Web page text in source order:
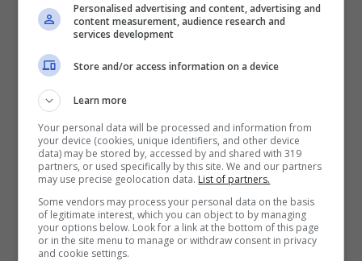
Dopo aver esordito in prima squadra da
tempo mettendo insieme diverse presenze
nel campionato olandese, quest’anno Ryan
Gravenberch ha cominciato a giocare
anche in Champions League: 3 presenze
su 3, 270’ tra Atalanta, Liverpool e
Midtjylland. Le gare giocate in Europa
hanno rafforzato le convinzioni dei
campioni d’Italia, decisi ad aggiudicarsi
Personalised advertising and content, advertising and
content measurement, audience research and
services development
Store and/or access information on a device
Learn more
Your personal data will be processed and information from
your device (cookies, unique identifiers, and other device
data) may be stored by, accessed by and shared with 319
partners, or used specifically by this site. We and our partners
may use precise geolocation data. List of partners.
Some vendors may process your personal data on the basis
of legitimate interest, which you can object to by managing
your options below. Look for a link at the bottom of this page
or in the site menu to manage or withdraw consent in privacy
and cookie settings.